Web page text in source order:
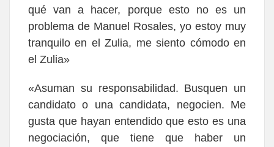
qué van a hacer, porque esto no es un
problema de Manuel Rosales, yo estoy muy
tranquilo en el Zulia, me siento cómodo en
el Zulia»
«Asuman su responsabilidad. Busquen un
candidato o una candidata, negocien. Me
gusta que hayan entendido que esto es una
negociación, que tiene que haber un